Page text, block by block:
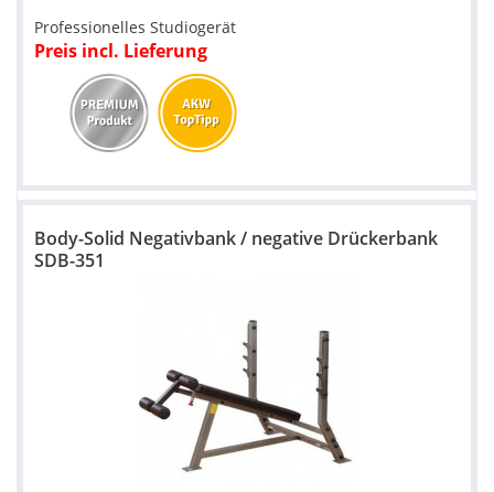
Professionelles Studiogerät
Preis incl. Lieferung
Body-Solid Negativbank / negative Drückerbank
SDB-351